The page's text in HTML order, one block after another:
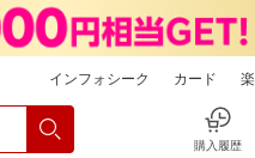
インフォシーク カード
購入履歴